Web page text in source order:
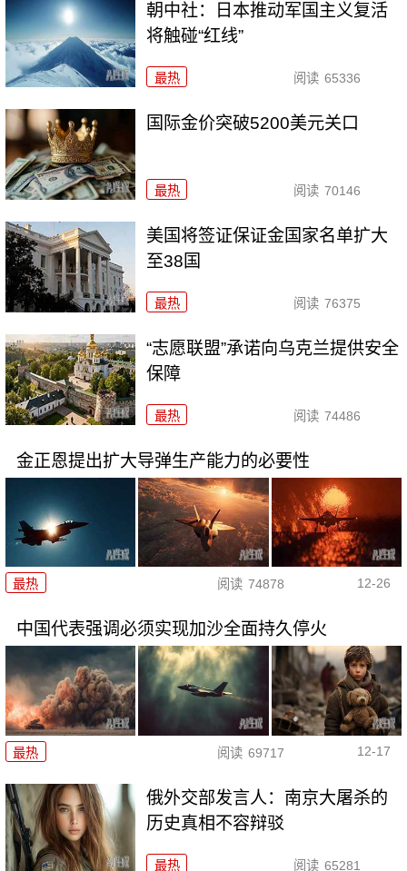
朝中社：日本推动军国主义复活
将触碰“红线”
最热 阅读 65336
国际金价突破5200美元关口
最热 阅读 70146
美国将签证保证金国家名单扩大
至38国
最热 阅读 76375
“志愿联盟”承诺向乌克兰提供安全
保障
最热 阅读 74486
金正恩提出扩大导弹生产能力的必要性
最热 阅读 74878 12-26
中国代表强调必须实现加沙全面持久停火
最热 阅读 69717 12-17
俄外交部发言人：南京大屠杀的
历史真相不容辩驳
最热 阅读 65281